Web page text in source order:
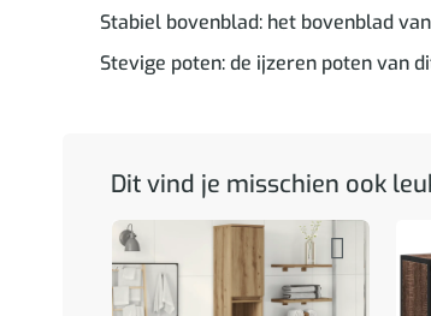
Stabiel bovenblad: het bovenblad
Stevige poten: de ijzeren poten van
Dit vind je misschien ook